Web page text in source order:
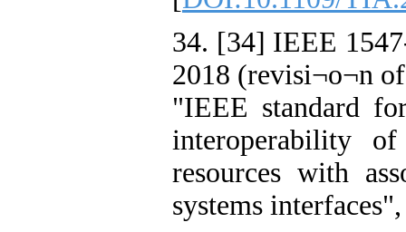
34. [34] IEEE
2018 (revisi¬o¬n
"IEEE standard
interoperability
resources with
systems